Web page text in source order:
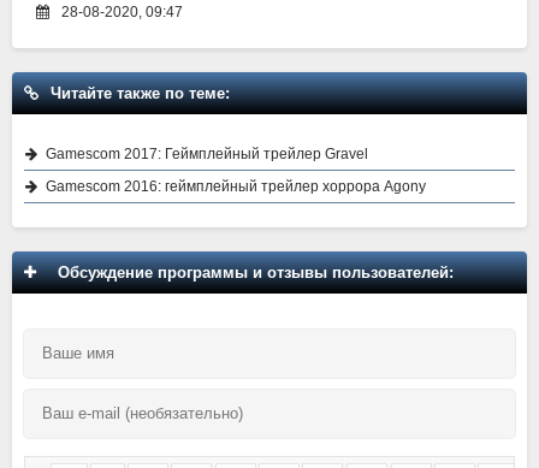
28-08-2020, 09:47
Читайте также по теме:
Gamescom 2017: Геймплейный трейлер Gravel
Gamescom 2016: геймплейный трейлер хоррора Agony
Обсуждение программы и отзывы пользователей: